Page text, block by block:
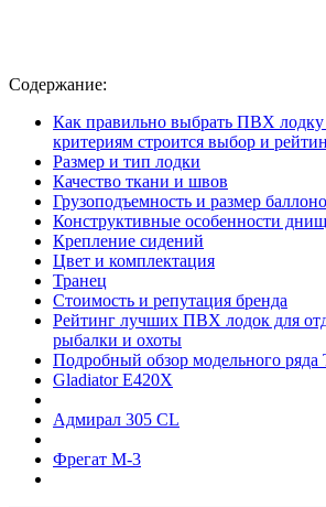
Содержание:
Как правильно выбрать ПВХ
критериям строится выбор и
Размер и тип лодки
Качество ткани и швов
Грузоподъемность и размер
Конструктивные особенности
Крепление сидений
Цвет и комплектация
Транец
Стоимость и репутация бренда
Рейтинг лучших ПВХ лодок для
рыбалки и охоты
Подробный обзор модельного
Gladiator E420X
Адмирал 305 CL
Фрегат М-3